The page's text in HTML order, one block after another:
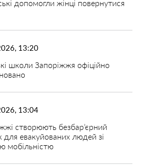
допомогли жінці повернутися
13:20
школи Запоріжжя офіційно
13:04
створюють безбар’єрний
для евакуйованих людей зі
мобільністю